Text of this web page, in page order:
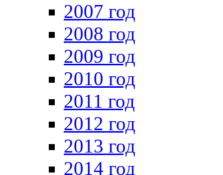
2007 год
2008 год
2009 год
2010 год
2011 год
2012 год
2013 год
2014 год